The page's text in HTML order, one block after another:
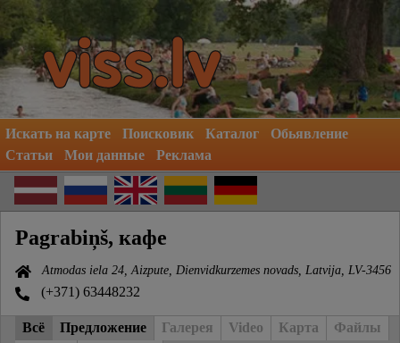
Искать на карте Поисковик Каталог
Обьявление
Статьи
Мои данные Реклама
Pagrabiņš, кафе
Atmodas iela 24, Aizpute, Dienvidkurzemes novads, Latvija, LV-3456
(+371) 63448232
Всё Предложение Галерея Video Карта
Файлы